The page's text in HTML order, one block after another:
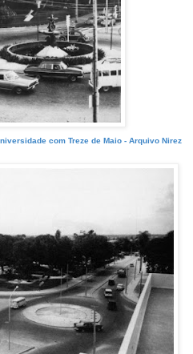
com Treze de Maio - Arquivo Nirez